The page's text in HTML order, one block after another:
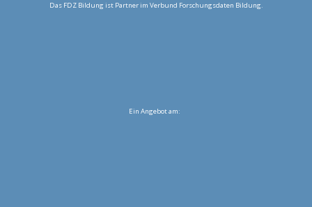
Das FDZ Bildung ist Partner im Verbund Forschungsdaten Bildung.
Ein Angebot am: